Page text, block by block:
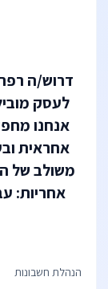
דרוש/ה
לעסק
אחראית
משולב של
אחריות:
הנהלת חשבונות